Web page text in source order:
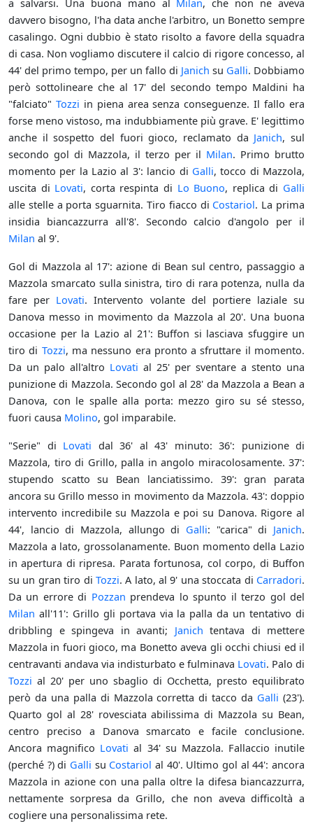
a salvarsi. Una buona mano al Milan, che non ne aveva
davvero bisogno, l'ha data anche l'arbitro, un Bonetto sempre
casalingo. Ogni dubbio è stato risolto a favore della squadra
di casa. Non vogliamo discutere il calcio di rigore concesso, al
44' del primo tempo, per un fallo di Janich su Galli. Dobbiamo
però sottolineare che al 17' del secondo tempo Maldini ha
"falciato" Tozzi in piena area senza conseguenze. Il fallo era
forse meno vistoso, ma indubbiamente più grave. E' legittimo
anche il sospetto del fuori gioco, reclamato da Janich, sul
secondo gol di Mazzola, il terzo per il Milan. Primo brutto
momento per la Lazio al 3': lancio di Galli, tocco di Mazzola,
uscita di Lovati, corta respinta di Lo Buono, replica di Galli
alle stelle a porta sguarnita. Tiro fiacco di Costariol. La prima
insidia biancazzurra all'8'. Secondo calcio d'angolo per il
Milan al 9'.
Gol di Mazzola al 17': azione di Bean sul centro, passaggio a
Mazzola smarcato sulla sinistra, tiro di rara potenza, nulla da
fare per Lovati. Intervento volante del portiere laziale su
Danova messo in movimento da Mazzola al 20'. Una buona
occasione per la Lazio al 21': Buffon si lasciava sfuggire un
tiro di Tozzi, ma nessuno era pronto a sfruttare il momento.
Da un palo all'altro Lovati al 25' per sventare a stento una
punizione di Mazzola. Secondo gol al 28' da Mazzola a Bean a
Danova, con le spalle alla porta: mezzo giro su sé stesso,
fuori causa Molino, gol imparabile.
"Serie" di Lovati dal 36' al 43' minuto: 36': punizione di
Mazzola, tiro di Grillo, palla in angolo miracolosamente. 37':
stupendo scatto su Bean lanciatissimo. 39': gran parata
ancora su Grillo messo in movimento da Mazzola. 43': doppio
intervento incredibile su Mazzola e poi su Danova. Rigore al
44', lancio di Mazzola, allungo di Galli: "carica" di Janich.
Mazzola a lato, grossolanamente. Buon momento della Lazio
in apertura di ripresa. Parata fortunosa, col corpo, di Buffon
su un gran tiro di Tozzi. A lato, al 9' una stoccata di Carradori.
Da un errore di Pozzan prendeva lo spunto il terzo gol del
Milan all'11': Grillo gli portava via la palla da un tentativo di
dribbling e spingeva in avanti; Janich tentava di mettere
Mazzola in fuori gioco, ma Bonetto aveva gli occhi chiusi ed il
centravanti andava via indisturbato e fulminava Lovati. Palo di
Tozzi al 20' per uno sbaglio di Occhetta, presto equilibrato
però da una palla di Mazzola corretta di tacco da Galli (23').
Quarto gol al 28' rovesciata abilissima di Mazzola su Bean,
centro preciso a Danova smarcato e facile conclusione.
Ancora magnifico Lovati al 34' su Mazzola. Fallaccio inutile
(perché ?) di Galli su Costariol al 40'. Ultimo gol al 44': ancora
Mazzola in azione con una palla oltre la difesa biancazzurra,
nettamente sorpresa da Grillo, che non aveva difficoltà a
cogliere una personalissima rete.